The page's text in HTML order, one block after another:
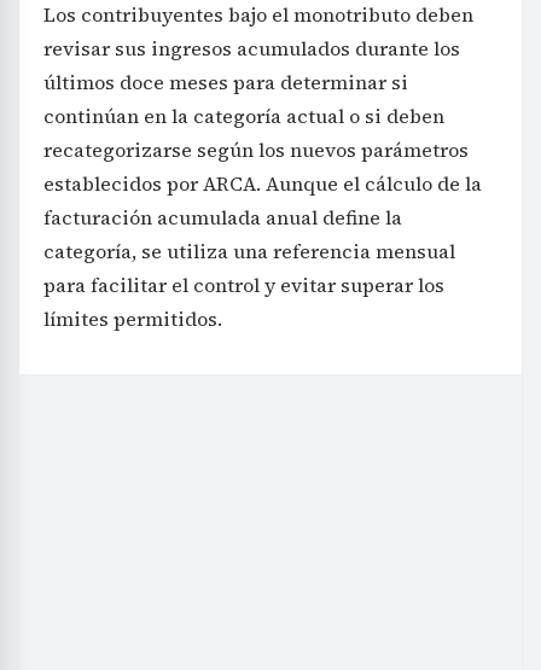
Los contribuyentes bajo el monotributo deben
revisar sus ingresos acumulados durante los
últimos doce meses para determinar si
continúan en la categoría actual o si deben
recategorizarse según los nuevos parámetros
establecidos por ARCA. Aunque el cálculo de la
facturación acumulada anual define la
categoría, se utiliza una referencia mensual
para facilitar el control y evitar superar los
límites permitidos.